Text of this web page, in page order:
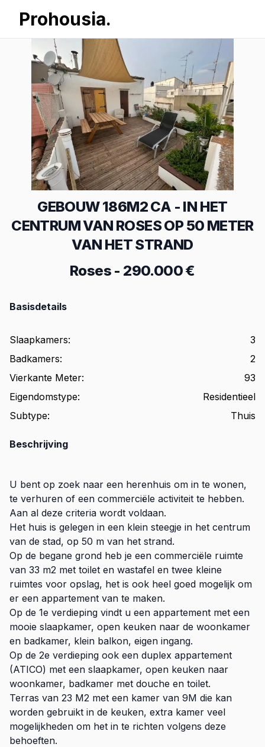
Prohousia.
GEBOUW 186M2 CA - IN HET
CENTRUM VAN ROSES OP 50 METER
VAN HET STRAND
Roses - 290.000 €
Basisdetails
Slaapkamers:
3
Badkamers:
2
Vierkante Meter:
93
Eigendomstype:
Residentieel
Subtype: Thuis
Beschrijving
U bent op zoek naar een herenhuis om in te wonen,
te verhuren of een commerciële activiteit te hebben.
Aan al deze criteria wordt voldaan.
Het huis is gelegen in een klein steegje in het centrum
van de stad, op 50 m van het strand.
Op de begane grond heb je een commerciële ruimte
van 33 m2 met toilet en wastafel en twee kleine
ruimtes voor opslag, het is ook heel goed mogelijk om
er een appartement van te maken.
Op de 1e verdieping vindt u een appartement met een
mooie slaapkamer, open keuken naar de woonkamer
en badkamer, klein balkon, eigen ingang.
Op de 2e verdieping ook een duplex appartement
(ATICO) met een slaapkamer, open keuken naar
woonkamer, badkamer met douche en toilet.
Terras van 23 M2 met een kamer van 9M die kan
worden gebruikt in de keuken, extra kamer veel
mogelijkheden om het in te richten volgens deze
behoeften.